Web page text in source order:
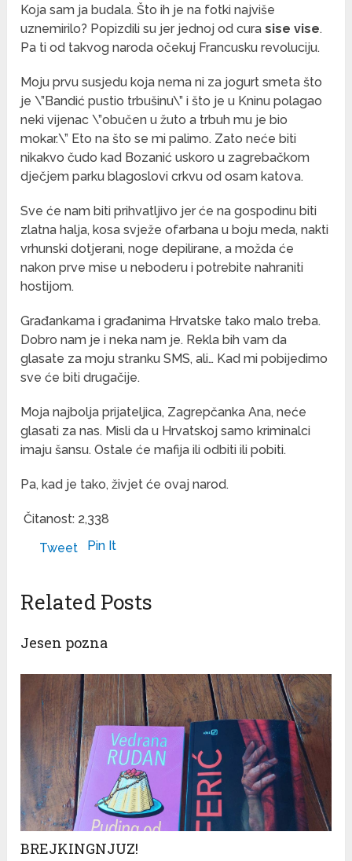
Koja sam ja budala. Što ih je na fotki najviše
uznemirilo? Popizdili su jer jednoj od curasise vise.
Pa ti od takvog naroda očekuj Francusku revoluciju.
Moju prvu susjedu koja nema ni za jogurt smeta što
je \”Bandić pustio trbušinu\” i što je u Kninu polagao
neki vijenac \”obučen u žuto a trbuh mu je bio
mokar.\” Eto na što se mi palimo. Zato neće biti
nikakvo čudo kad Bozanić uskoro u zagrebačkom
dječjem parku blagoslovi crkvu od osam katova.
Sve će nam biti prihvatljivo jer će na gospodinu biti
zlatna halja, kosa svježe ofarbana u boju meda, nakti
vrhunski dotjerani, noge depilirane, a možda će
nakon prve mise u neboderu i potrebite nahraniti
hostijom.
Građankama i građanima Hrvatske tako malo treba.
Dobro nam je i neka nam je. Rekla bih vam da
glasate za moju stranku SMS, ali… Kad mi pobijedimo
sve će biti drugačije.
Moja najbolja prijateljica, Zagrepčanka Ana, neće
glasati za nas. Misli da u Hrvatskoj samo kriminalci
imaju šansu. Ostale će mafija ili odbiti ili pobiti.
Pa, kad je tako, živjet će ovaj narod.
Čitanost: 2,338
Tweet
Pin It
Related Posts
Jesen pozna
BREJKINGNJUZ!